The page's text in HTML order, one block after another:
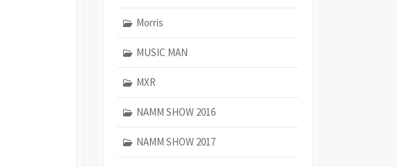
Morris
MUSIC MAN
MXR
NAMM SHOW 2016
NAMM SHOW 2017